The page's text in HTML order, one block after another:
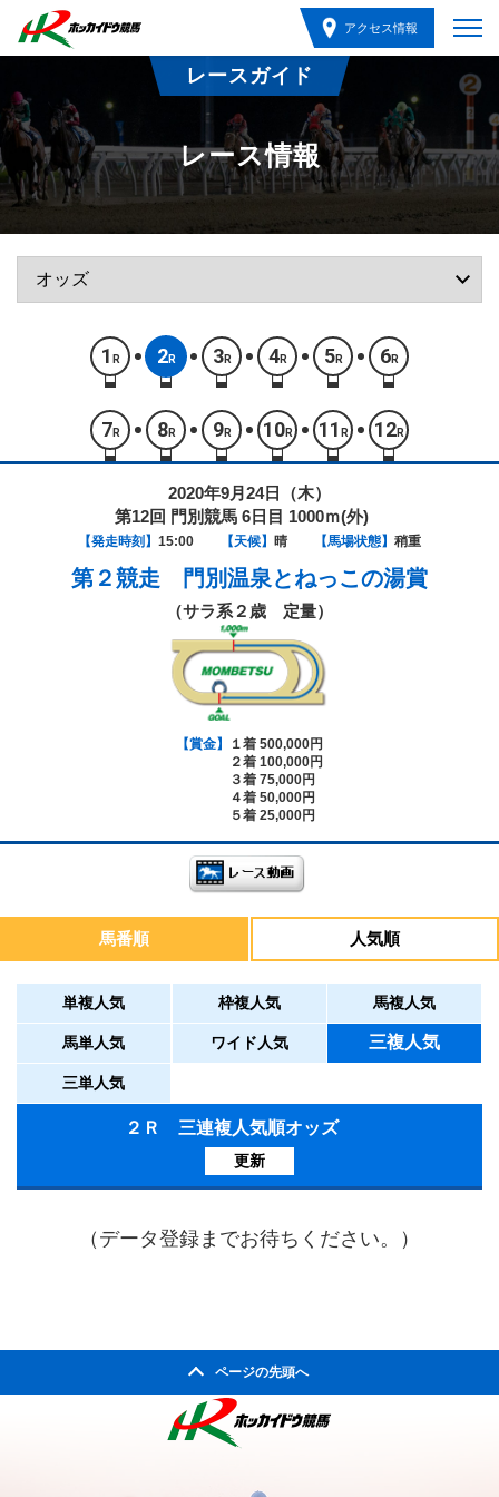
アクセス情報
レースガイド
レース情報
1 R 2R 3R 4R 5R 6R
7 R 8R 9R 10R 11 R 12R
2020年9月24日（木）
第12回 門別競馬 6日目 1000ｍ(外)
【発走時刻】 15:00 【天候】 晴 【馬場状態】 稍重
第２競走 門別温泉とねっこの湯賞
（サラ系２歳 定量）
【賞金】
１着 500,000円
２着 100,000円
３着 75,000円
４着 50,000円
５着 25,000円
馬番順 人気順
単複人気 枠複人気 馬複人気
馬単人気 ワイド人気 三複人気
三単人気
２Ｒ 三連複人気順オッズ
更新
（データ登録までお待ちください。）
ページの先頭へ